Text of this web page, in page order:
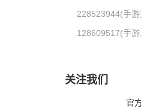
228523944(手
128609517(手
关注我们
官